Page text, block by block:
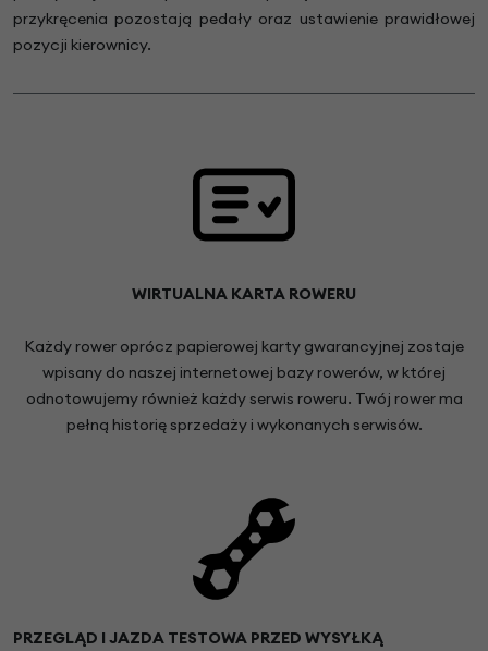
przykręcenia pozostają pedały oraz ustawienie prawidłowej
pozycji kierownicy.
WIRTUALNA KARTA ROWERU
Każdy rower oprócz papierowej karty gwarancyjnej zostaje
wpisany do naszej internetowej bazy rowerów, w której
odnotowujemy również każdy serwis roweru. Twój rower ma
pełną historię sprzedaży i wykonanych serwisów.
PRZEGLĄD I JAZDA TESTOWA PRZED WYSYŁKĄ